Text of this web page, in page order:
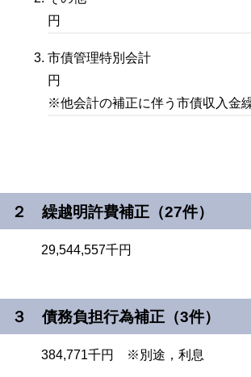
円
市債管理特別会
円
※他会計の補正に伴う市債収入金
２ 繰越明許費補正（27件）
29,544,557千円
３ 債務負担行為補正（3件）
384,771千円 ※別途，利息